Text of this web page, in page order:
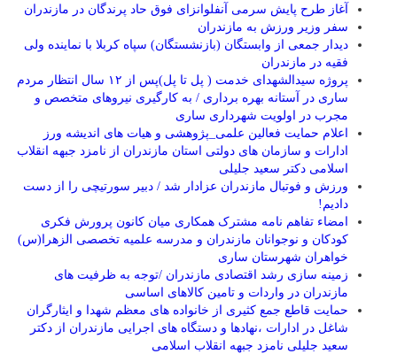
آغاز طرح پایش سرمی آنفلوانزای فوق حاد پرندگان در مازندران
سفر وزیر ورزش به مازندران
دیدار جمعی از وابستگان (بازنشستگان) سپاه کربلا با نماینده ولی
فقیه در مازندران
پروژه سیدالشهدای خدمت ( پل تا پل)پس از ۱۲ سال انتظار مردم
ساری در آستانه بهره برداری / به کارگیری نیروهای متخصص و
مجرب در اولویت شهرداری ساری
اعلام حمایت فعالین علمی_پژوهشی و هیات های اندیشه ورز
ادارات و سازمان های دولتی استان مازندران از نامزد جبهه انقلاب
اسلامی دکتر سعید جلیلی
ورزش و فوتبال مازندران عزادار شد / دبیر سورتیچی را از دست
دادیم!
امضاء تفاهم نامه مشترک همکاری میان کانون پرورش فکری
کودکان و نوجوانان مازندران و مدرسه علمیه تخصصی الزهرا(س)
خواهران شهرستان ساری
زمینه سازی رشد اقتصادی مازندران /توجه به ظرفیت های
مازندران در واردات و تامین کالاهای اساسی
حمایت قاطع جمع کثیری از خانواده های معظم شهدا و ایثارگران
شاغل در ادارات ،نهادها و دستگاه های اجرایی مازندران از دکتر
سعید جلیلی نامزد جبهه انقلاب اسلامی